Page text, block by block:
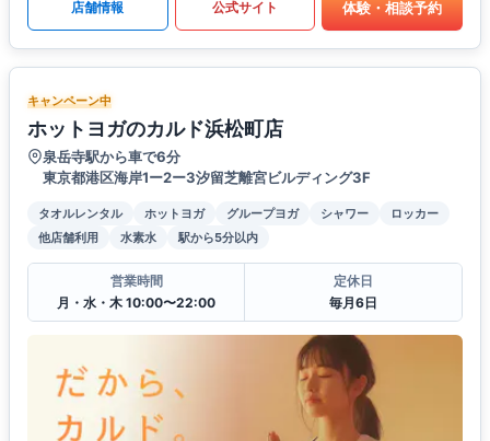
店舗情報 公式サイト 体験・相談予約
キャンペーン中
ホットヨガのカルド浜松町店
泉岳寺駅から車で6分
東京都港区海岸1ー2ー3汐留芝離宮ビルディング3F
タオルレンタル ホットヨガ グループヨガ シャワー
ロッカー
他店舗利用
水素水 駅から5分以内
営業時間
月・水・木 10:00〜22:00
定休日
毎月6日